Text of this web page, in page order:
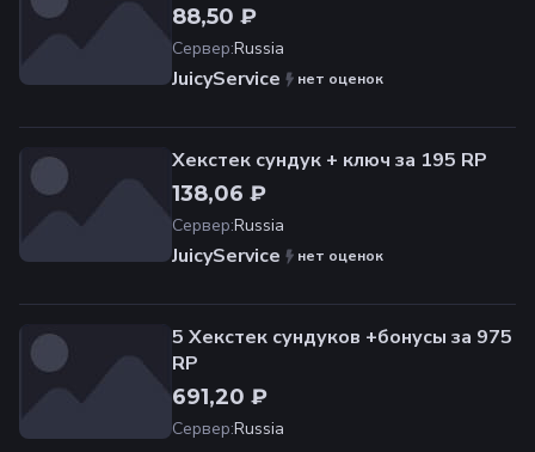
88,50 ₽
Сервер:Russia
JuicyService нет оценок
Хекстек сундук + ключ за 195 RP
138,06 ₽
Сервер:Russia
JuicyService нет оценок
5 Хекстек сундуков +бонусы за 975
RP
691,20 ₽
Сервер:Russia